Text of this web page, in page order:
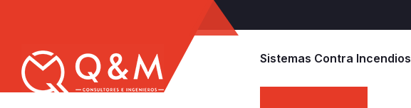
Sistemas Contra Incendios